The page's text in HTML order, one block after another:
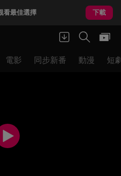
看最佳選擇 下載
電影 同步新番 動漫 短